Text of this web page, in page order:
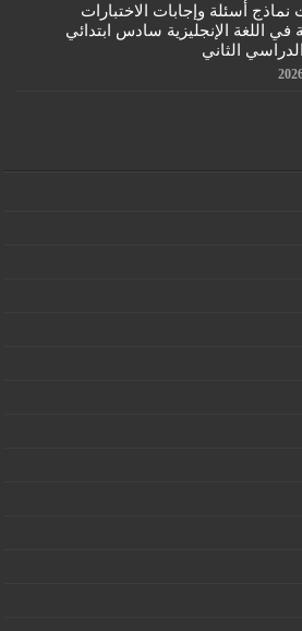
نماذج أسئلة وإجابات الاختبارات
في اللغة الإنجليزية سادس ابتدائي
الثاني